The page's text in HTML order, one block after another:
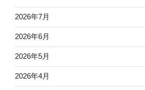
2026年7月
2026年6月
2026年5月
2026年4月